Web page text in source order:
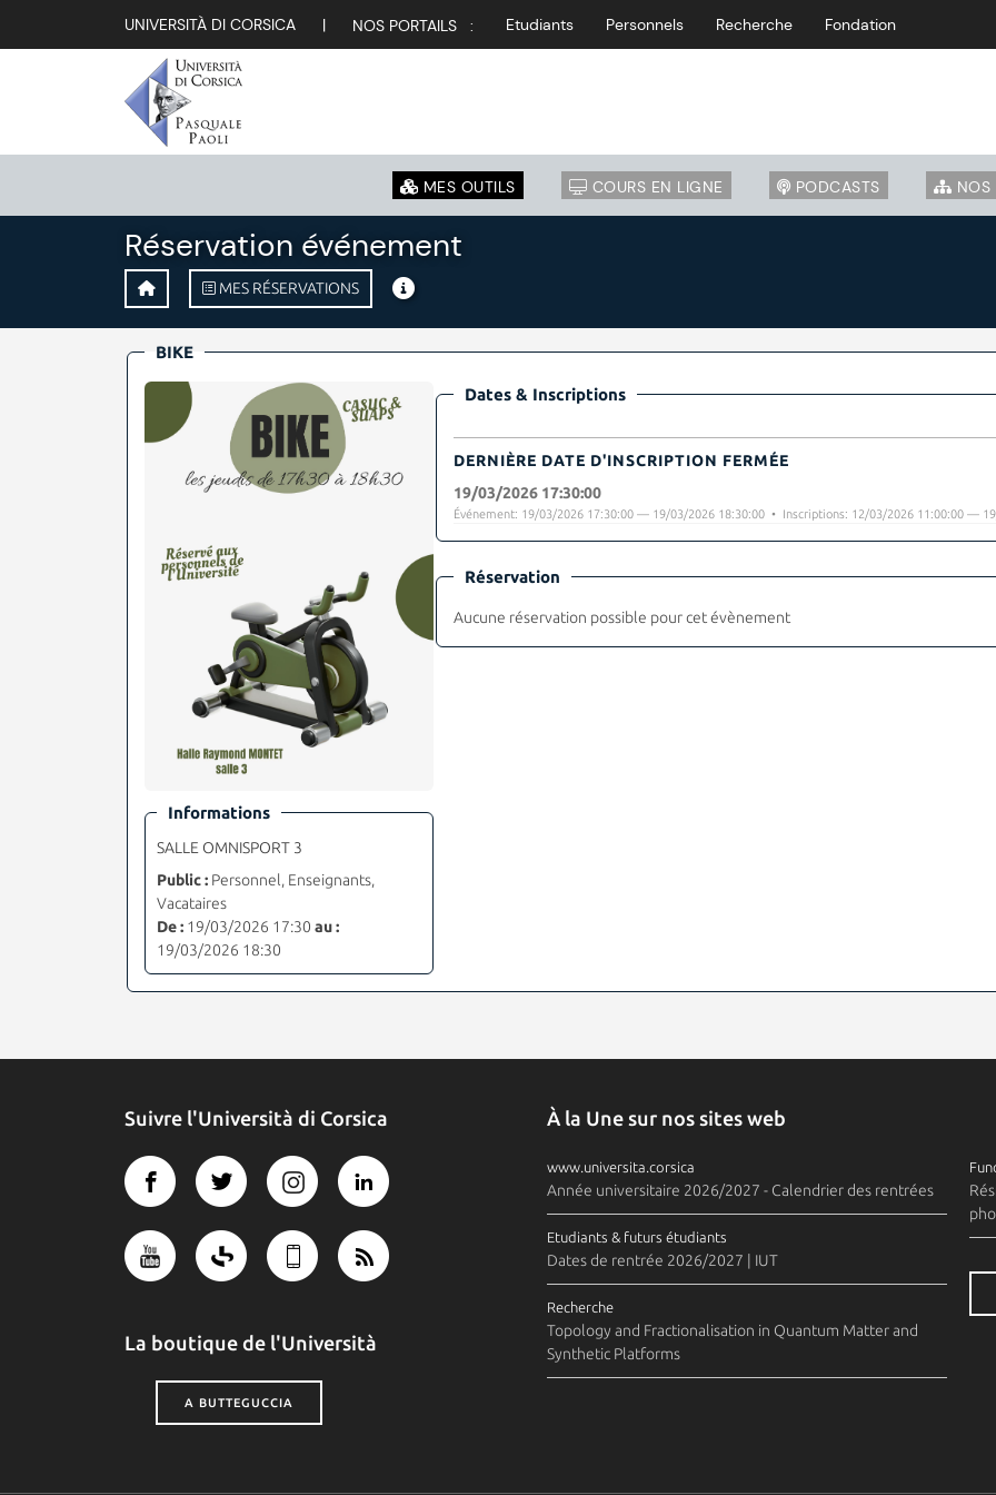
UNIVERSITÀ DI CORSICA | NOS PORTAILS : Etudiants Personnels Recherche Fondation
MES OUTILS COURS EN LIGNE PODCASTS NOS
Réservation événement
MES RÉSERVATIONS
BIKE
Informations
SALLE OMNISPORT 3
Public : Personnel, Enseignants,
Vacataires
De : 19/03/2026 17:30 au :
19/03/2026 18:30
Dates & Inscriptions
DERNIÈRE DATE D'INSCRIPTION FERMÉE
19/03/2026 17:30:00
Événement: 19/03/2026 17:30:00 — 19/03/2026 18:30:00 • Inscriptions: 12/03/2026 11:00:00 —
Réservation
Aucune réservation possible pour cet évènement
Suivre l'Università di Corsica
La boutique de l'Università
A BUTTEGUCCIA
À la Une sur nos sites web
www.universita.corsica
Année universitaire 2026/2027 - Calendrier des rentrées
Etudiants & futurs étudiants
Dates de rentrée 2026/2027 | IUT
Recherche
Topology and Fractionalisation in Quantum Matter and
Synthetic Platforms